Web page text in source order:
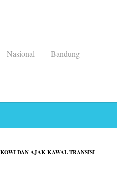
Nasional Bandung
DAN AJAK KAWAL TRANSISI